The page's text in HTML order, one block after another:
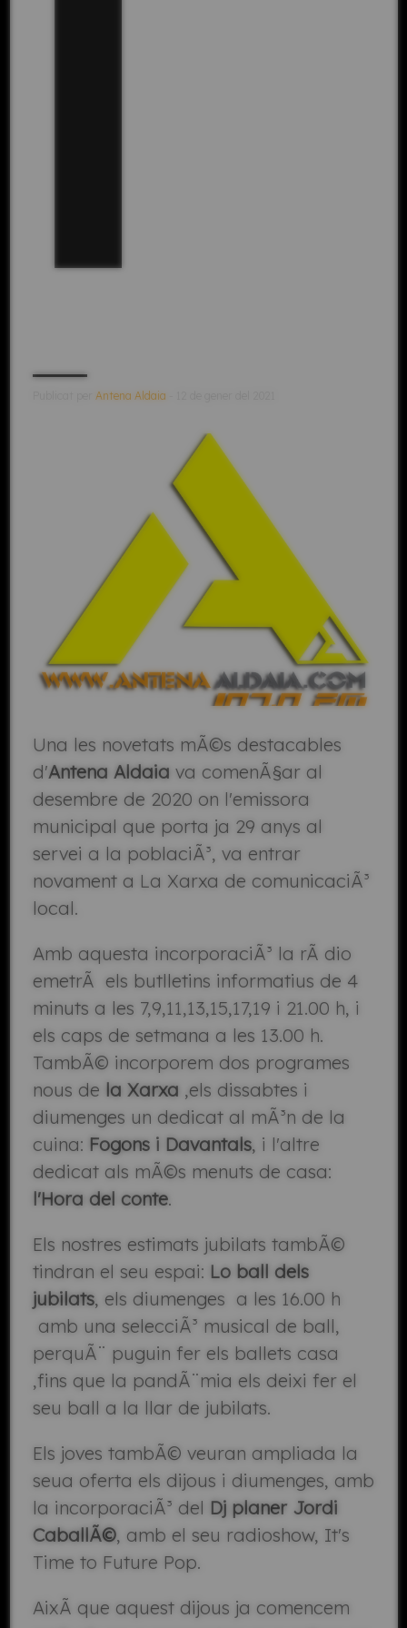
l
Antena Aldaia
Una les novetats mÃ©s destacables
d'Antena Aldaia va comenÃ§ar al
desembre de 2020 on l'emissora
municipal que porta ja 29 anys al
servei a la poblaciÃ³, va entrar
novament a La Xarxa de comunicaciÃ³
local.
Amb aquesta incorporaciÃ³ la rÃ dio
emetrÃ els butlletins informatius de 4
minuts a les 7,9,11,13,15,17,19 i 21.00 h, i
els caps de setmana a les 13.00 h.
TambÃ© incorporem dos programes
nous de la Xarxa ,els dissabtes i
diumenges un dedicat al mÃ³n de la
cuina: Fogons i Davantals, i l'altre
dedicat als mÃ©s menuts de casa:
l'Hora del conte.
Els nostres estimats jubilats tambÃ©
tindran el seu espai: Lo ball dels
jubilats, els diumenges a les 16.00 h
amb una selecciÃ³ musical de ball,
perquÃ¨ puguin fer els ballets casa
,fins que la pandÃ¨mia els deixi fer el
seu ball a la llar de jubilats.
Els joves tambÃ© veuran ampliada la
seua oferta els dijous i diumenges, amb
la incorporaciÃ³ del Dj planer Jordi
CaballÃ©, amb el seu radioshow, It's
Time to Future Pop.
AixÃ­ que aquest dijous ja comencem